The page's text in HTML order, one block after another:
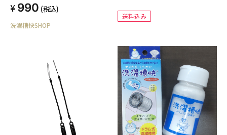
990 (税込)
洗濯槽快SHOP
送料込み